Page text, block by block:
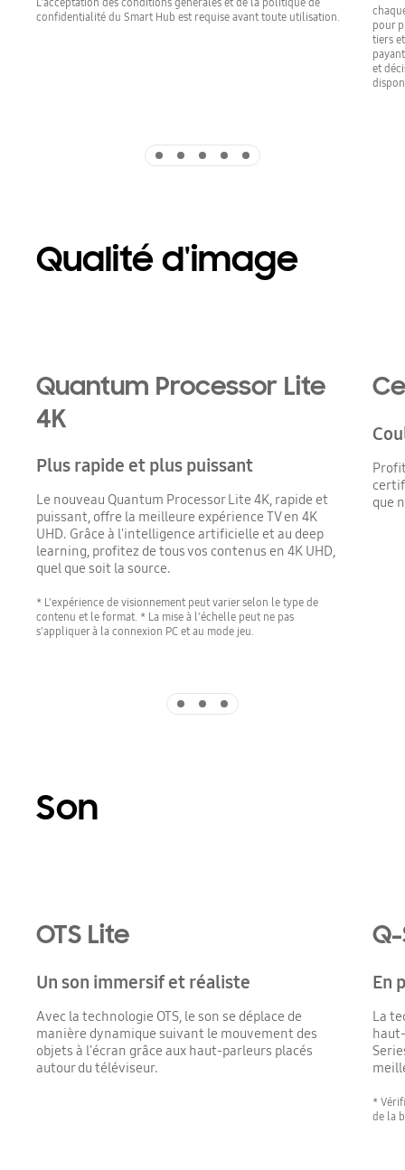
confidentialité du Smart Hub est requise avant toute utilisation.
pour
tiers
et
Qualité d'image
Quantum Processor Lite
4K
Plus rapide et plus puissant
Le nouveau Quantum Processor Lite 4K, rapide et
puissant, offre la meilleure expérience TV en 4K
UHD. Grâce à l'intelligence artificielle et au deep
learning, profitez de tous vos contenus en 4K UHD,
quel que soit la source.
* L'expérience de visionnement peut varier selon le type de
contenu et le format. * La mise à l'échelle peut ne pas
s'appliquer à la connexion PC et au mode jeu.
que
Son
OTS Lite
Un son immersif et réaliste
Avec la technologie OTS, le son se déplace de
manière dynamique suivant le mouvement des
objets à l'écran grâce aux haut-parleurs placés
autour du téléviseur.
En
La
*
de la